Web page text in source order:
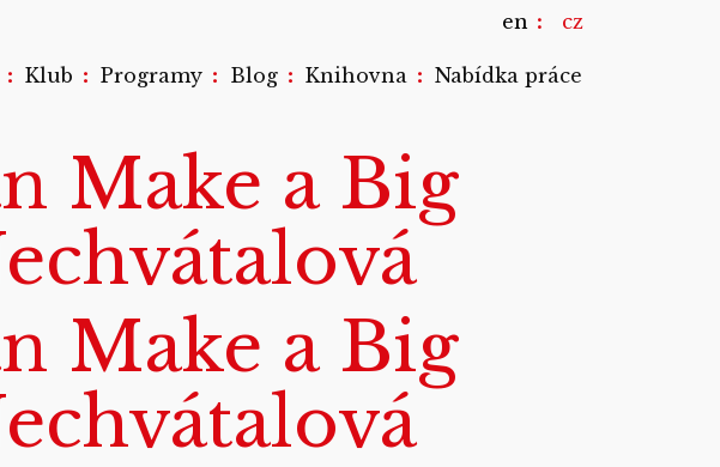
en cz
: Klub : Programy : Blog : Knihovna : Nabídka práce
Make a Big
Make a Big